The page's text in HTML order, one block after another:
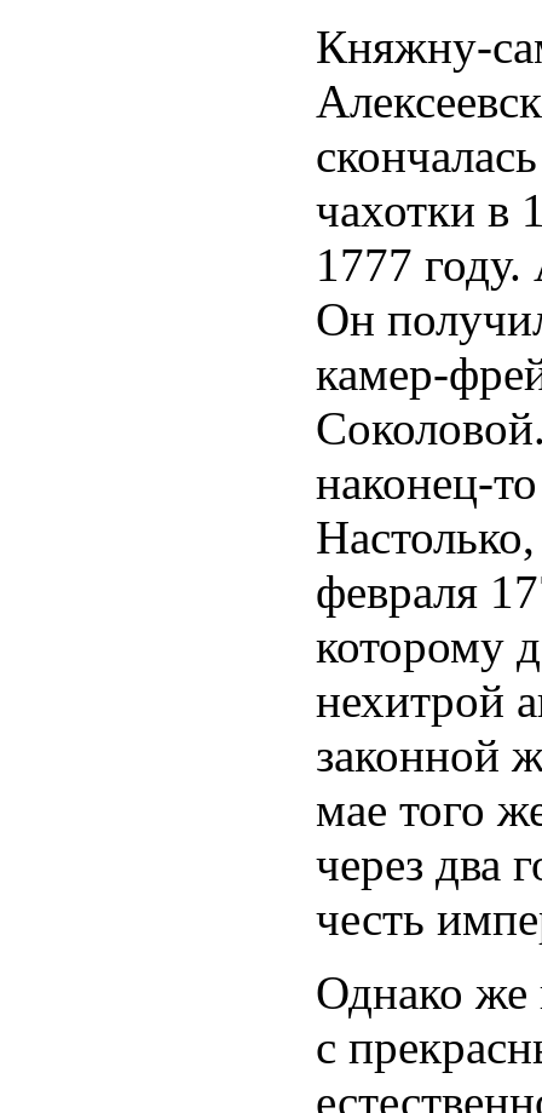
Княжну-
чахотки в
1777
Он
камер-
наконец-
февраля
которому
нехитрой
законной
мае того
через два
честь
Однако
с